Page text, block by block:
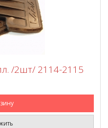
/2шт/ 2114-2115